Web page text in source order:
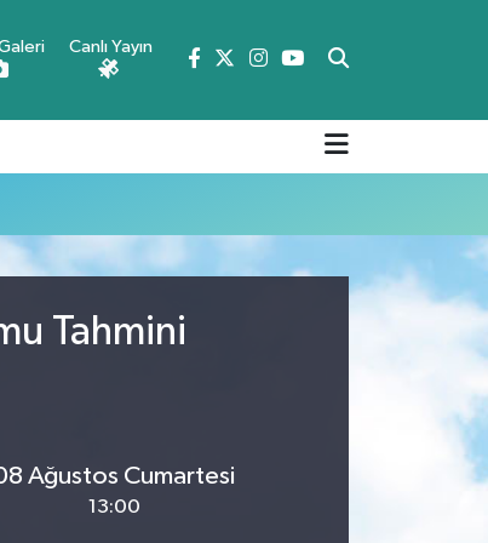
Canlı Yayın
Tahmini
Ağustos Cumartesi
13:00